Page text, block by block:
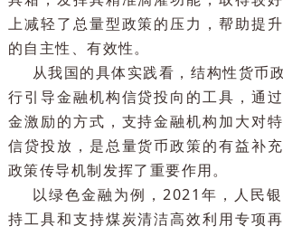
（三）发挥好货币政策的总量和
总体而言，货币政策是宏观总量
设计正确，可以辅之以部分结构性
策是在市场配置资源基础上，通过
引导资金流向经济特定领域的货币
的功能。近年来，我国进一步丰富
具箱，发挥其精准滴灌功能，取得
上减轻了总量型政策的压力，帮助
的自主性、有效性。